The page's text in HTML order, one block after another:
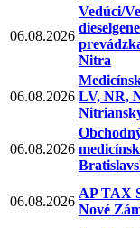
06.08.2026
Vedúci/
Nitra
06.08.2026 LV, NR,
06.08.2026
06.08.2026
AP TAX
Nové